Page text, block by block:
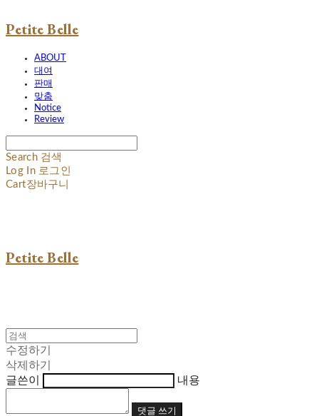
Petite Belle
ABOUT
대여
판매
맞춤
Notice
Review
Search 검색
Log In 로그인
Cart장바구니
Petite Belle
수정하기
삭제하기
글쓴이
내용
댓글 쓰기